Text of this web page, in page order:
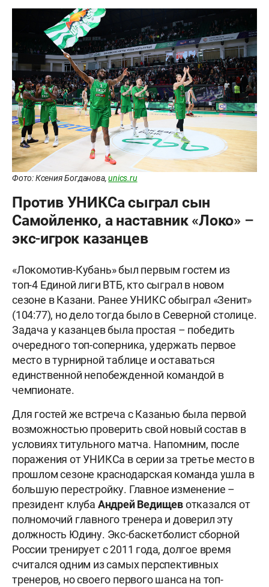
Фото: Ксения Богданова,unics.ru
Против УНИКСа сыграл сын
Самойленко, а наставник «Локо» –
экс-игрок казанцев
«Локомотив-Кубань» был первым гостем из
топ-4 Единой лиги ВТБ, кто сыграл в новом
сезоне в Казани. Ранее УНИКС обыграл «Зенит»
(104:77), но дело тогда было в Северной столице.
Задача у казанцев была простая – победить
очередного топ-соперника, удержать первое
место в турнирной таблице и оставаться
единственной непобежденной командой в
чемпионате.
Для гостей же встреча с Казанью была первой
возможностью проверить свой новый состав в
условиях титульного матча. Напомним, после
поражения от УНИКСа в серии за третье место в
прошлом сезоне краснодарская команда ушла в
большую перестройку. Главное изменение –
президент клуба Андрей Ведищевотказался от
полномочий главного тренера и доверил эту
должность Юдину. Экс-баскетболист сборной
России тренирует с 2011 года, долгое время
считался одним из самых перспективных
тренеров, но своего первого шанса на топ-